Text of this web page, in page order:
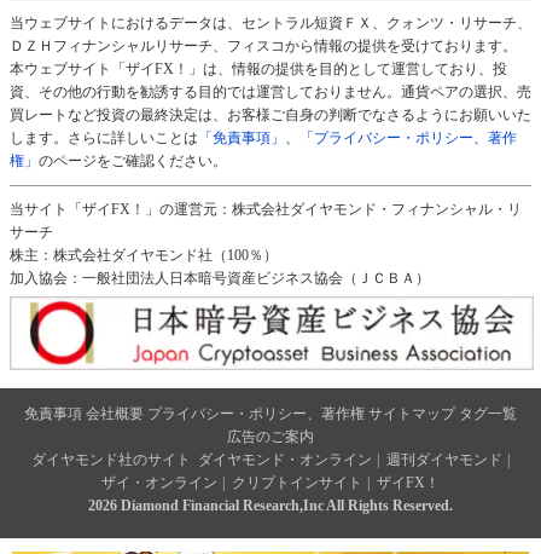
当ウェブサイトにおけるデータは、セントラル短資ＦＸ、クォンツ・リサーチ、
ＤＺＨフィナンシャルリサーチ、フィスコから情報の提供を受けております。
本ウェブサイト「ザイFX！」は、情報の提供を目的として運営しており、投
資、その他の行動を勧誘する目的では運営しておりません。通貨ペアの選択、売
買レートなど投資の最終決定は、お客様ご自身の判断でなさるようにお願いいた
します。さらに詳しいことは 「免責事項」 、
「プライバシー・ポリシー、著作
権」 のページをご確認ください。
当サイト「ザイFX！」の運営元：株式会社ダイヤモンド・フィナンシャル・リ
サーチ
株主：株式会社ダイヤモンド社（100％）
加入協会：一般社団法人日本暗号資産ビジネス協会（ＪＣＢＡ）
免責事項 会社概要 プライバシー・ポリシー、著作権 サイトマップ タグ一覧
広告のご案内
ダイヤモンド社のサイト
ダイヤモンド・オンライン 週刊ダイヤモンド
ザイ・オンライン
クリプトインサイト
ザイFX！
2026 Diamond Financial Research,Inc All Rights Reserved.